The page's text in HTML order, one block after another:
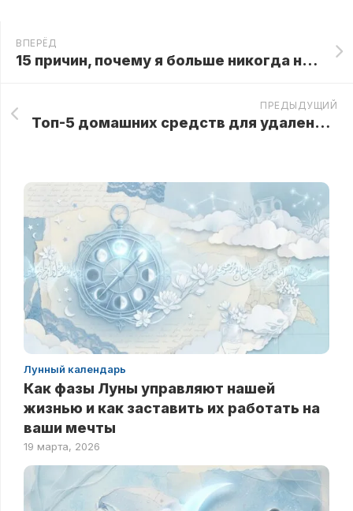
ВПЕРЁД
15 причин, почему я больше никогда не поеду в плацкартном вагоне!
ПРЕДЫДУЩИЙ
Топ-5 домашних средств для удаления кожных папиллом
Лунный календарь
Как фазы Луны управляют нашей
жизнью и как заставить их работать на
ваши мечты
19 марта, 2026